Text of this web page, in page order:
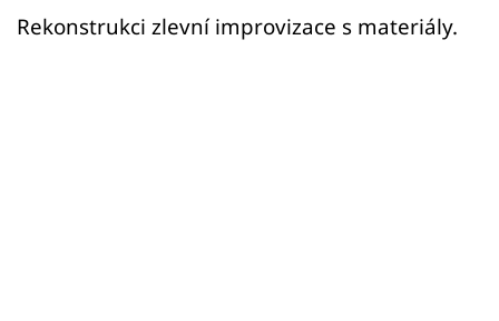
Rekonstrukci zlevní improvizace s materiály.